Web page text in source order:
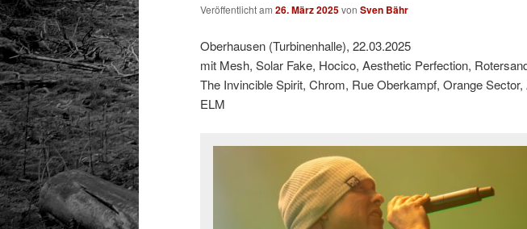
Veröffentlicht am 26. März 2025von Sven Bähr
Oberhausen (Turbinenhalle), 22.03.2025
mit Mesh, Solar Fake, Hocico, Aesthetic Perfection,
The Invincible Spirit, Chrom, Rue Oberkampf, Orange Sector,
ELM